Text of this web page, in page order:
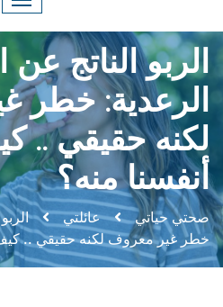
الربو الناتج
الرعدية: خطر
لكنه حقيقي ..
أنفسنا منه؟
صحتي حياتي عائلتي
خطر غير معروف لكنه حقيقي ..